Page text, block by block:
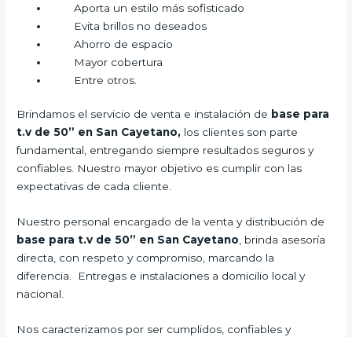
Aporta un estilo más sofisticado
Evita brillos no deseados
Ahorro de espacio
Mayor cobertura
Entre otros.
Brindamos el servicio de venta e instalación de base para
t.v de 50” en San Cayetano, los clientes son parte
fundamental, entregando siempre resultados seguros y
confiables. Nuestro mayor objetivo es cumplir con las
expectativas de cada cliente.
Nuestro personal encargado de la venta y distribución de
base para t.v de 50” en San Cayetano, brinda asesoría
directa, con respeto y compromiso, marcando la
diferencia. Entregas e instalaciones a domicilio local y
nacional.
Nos caracterizamos por ser cumplidos, confiables y